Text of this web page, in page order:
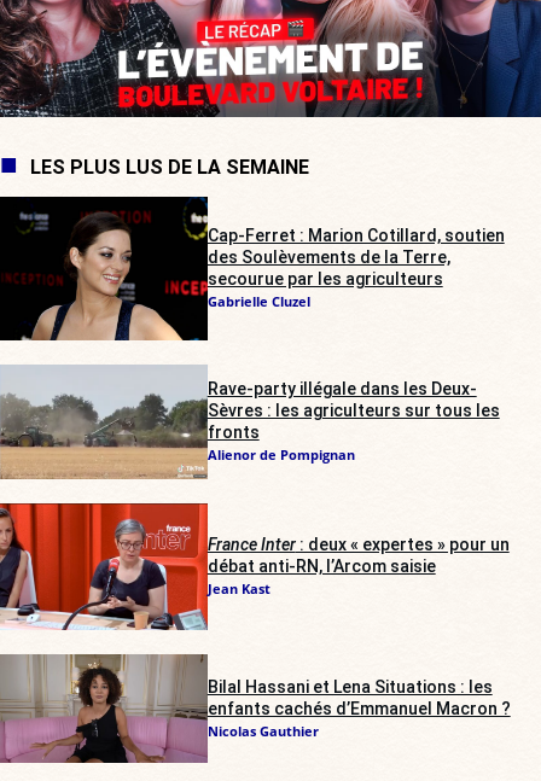
LES PLUS LUS DE LA SEMAINE
Cap-Ferret : Marion Cotillard, soutien
des Soulèvements de la Terre,
secourue par les agriculteurs
Gabrielle Cluzel
Rave-party illégale dans les Deux-
Sèvres : les agriculteurs sur tous les
fronts
Alienor de Pompignan
France Inter: deux « expertes » pour un
débat anti-RN, l’Arcom saisie
Jean Kast
Bilal Hassani et Lena Situations : les
enfants cachés d’Emmanuel Macron ?
Nicolas Gauthier